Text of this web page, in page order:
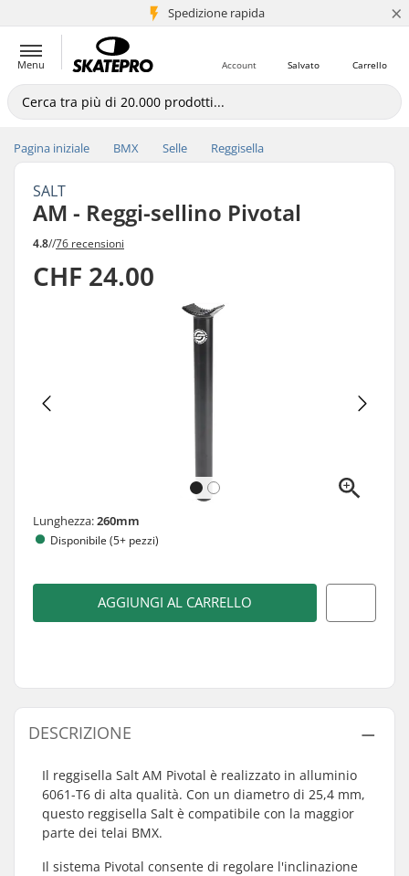
Spedizione rapida
+5 mln di clienti ×
Menu Carrello
Salvato
Account
Pagina iniziale BMX Selle Reggisella
SALT
AM - Reggi-sellino Pivotal
4.8//76 recensioni
CHF 24.00
Lunghezza:260mm
Disponibile (5+ pezzi)
AGGIUNGI AL CARRELLO
DESCRIZIONE
Il reggisella Salt AM Pivotal è realizzato in alluminio
6061-T6 di alta qualità. Con un diametro di 25,4 mm,
questo reggisella Salt è compatibile con la maggior
parte dei telai BMX.
Il sistema Pivotal consente di regolare l'inclinazione